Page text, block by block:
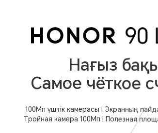
Нағыз
Самое чёткое
100Мп үштік камерасы | Экранның
Тройная камера 100Мп | Полезная